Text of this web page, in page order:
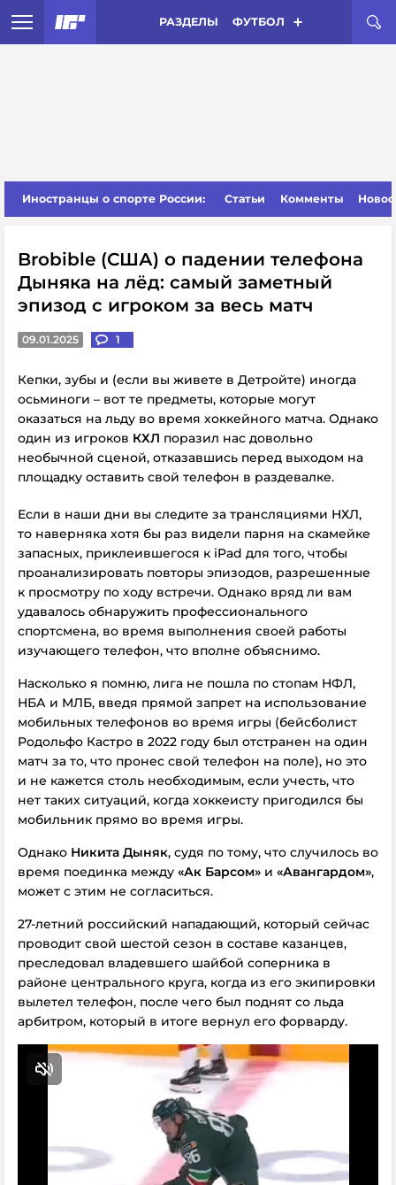
РАЗДЕЛЫ ФУТБОЛ
Иностранцы о спорте России: Статьи Комменты
Brobible (США) о падении телефона
Дыняка на лёд: самый заметный
эпизод с игроком за весь матч
09.01.2025 1
Кепки, зубы и (если вы живете в Детройте) иногда
осьминоги – вот те предметы, которые могут
оказаться на льду во время хоккейного матча. Однако
один из игроков КХЛ поразил нас довольно
необычной сценой, отказавшись перед выходом на
площадку оставить свой телефон в раздевалке.
Если в наши дни вы следите за трансляциями НХЛ,
то наверняка хотя бы раз видели парня на скамейке
запасных, приклеившегося к iPad для того, чтобы
проанализировать повторы эпизодов, разрешенные
к просмотру по ходу встречи. Однако вряд ли вам
удавалось обнаружить профессионального
спортсмена, во время выполнения своей работы
изучающего телефон, что вполне объяснимо.
Насколько я помню, лига не пошла по стопам НФЛ,
НБА и МЛБ, введя прямой запрет на использование
мобильных телефонов во время игры (бейсболист
Родольфо Кастро в 2022 году был отстранен на один
матч за то, что пронес свой телефон на поле), но это
и не кажется столь необходимым, если учесть, что
нет таких ситуаций, когда хоккеисту пригодился бы
мобильник прямо во время игры.
Однако Никита Дыняк, судя по тому, что случилось во
время поединка между «Ак Барсом» и «Авангардом»,
может с этим не согласиться.
27-летний российский нападающий, который сейчас
проводит свой шестой сезон в составе казанцев,
преследовал владевшего шайбой соперника в
районе центрального круга, когда из его экипировки
вылетел телефон, после чего был поднят со льда
арбитром, который в итоге вернул его форварду.